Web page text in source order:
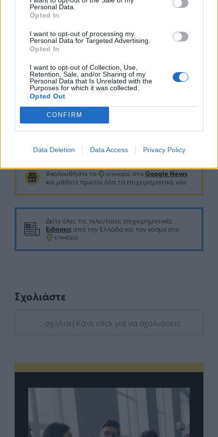
Personal Data.
Opted In
I want to opt-out of processing my
Personal Data for Targeted Advertising.
Opted In
I want to opt-out of Collection, Use,
Retention, Sale, and/or Sharing of my
Personal Data that Is Unrelated with the
Purposes for which it was collected.
Opted Out
CONFIRM
Data Deletion Data Access Privacy Policy
* «Τα έσοδα από φόρους ανήλθαν σε 2.918 εκατ.
του στόχου που έχει περιληφθεί στην εισηγητική
έκθεση του Προϋπολογισμού 2021. Εάν ληφθεί
υπόψη ότι η είσπραξη του μερίσματος της
Τράπεζας της Ελλάδος μετατοπίζεται χρονικά σε
επόμενο μήνα, τα έσοδα από φόρους
εμφανίζονται αυξημένα κατά 70 εκατ. ευρώ ή 2,1%».
Ακολουθήστε το στο Google News
και μάθετε πρώτοι όλα τα επιχειρηματικά νέα
Δείτε όλες τις τελευταίες επιχειρηματικές
Ειδήσεις από την Ελλάδα και τον κόσμο στο
Σχολιάστε
... σχόλια | Κάνε click για να σχολιάσεις